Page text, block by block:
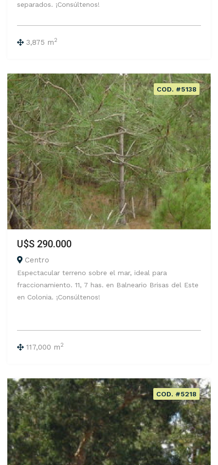
separados. ¡Consúltenos!
3,875 m2
COD. #5138
U$S 290.000
Centro
Espectacular terreno sobre el mar, ideal para
fraccionamiento. 11, 7 has. en Balneario Brisas del Este
en Colonia. ¡Consúltenos!
117,000 m2
COD. #5218